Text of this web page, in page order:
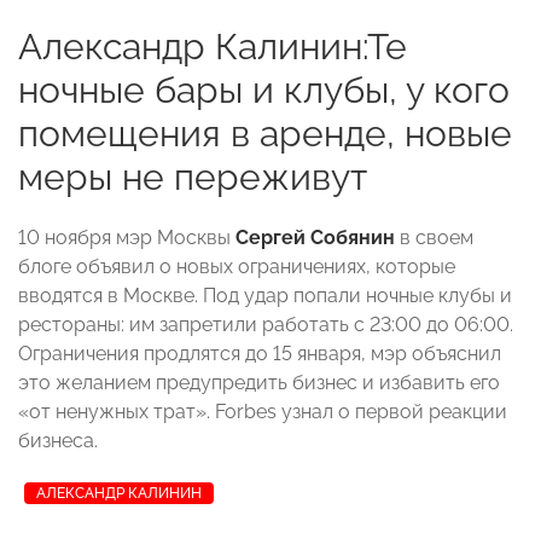
Александр Калинин:Те
ночные бары и клубы, у кого
помещения в аренде, новые
меры не переживут
10 ноября мэр Москвы Сергей Собянин в своем
блоге объявил о новых ограничениях, которые
вводятся в Москве. Под удар попали ночные клубы и
рестораны: им запретили работать с 23:00 до 06:00.
Ограничения продлятся до 15 января, мэр объяснил
это желанием предупредить бизнес и избавить его
«от ненужных трат». Forbes узнал о первой реакции
бизнеса.
АЛЕКСАНДР КАЛИНИН